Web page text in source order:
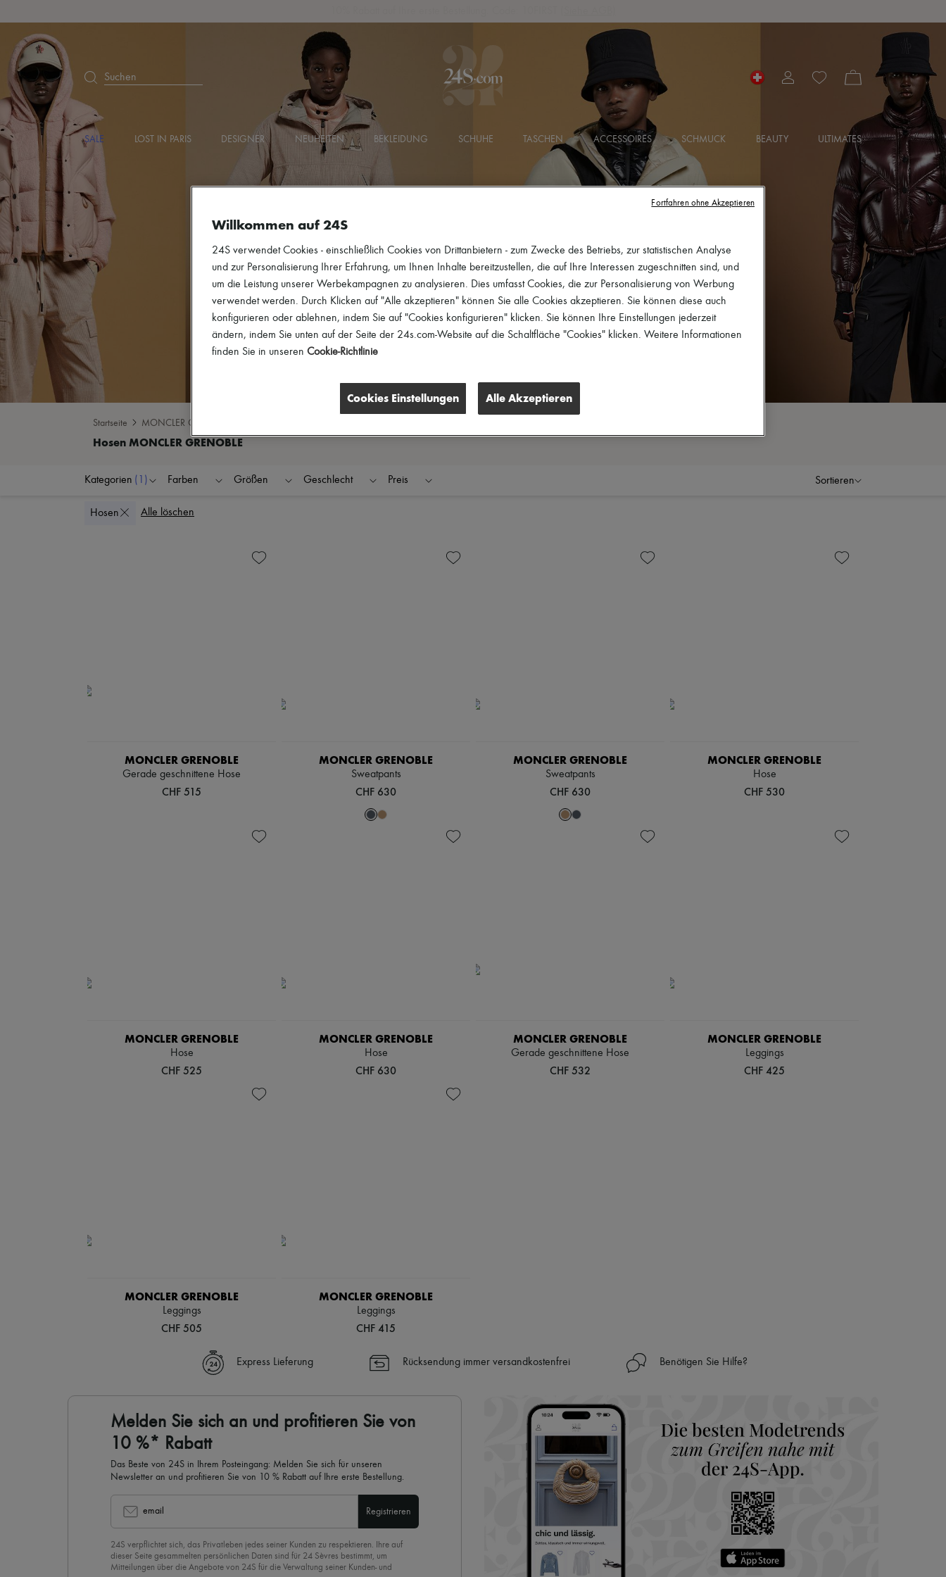
Suchen
SALE LOST IN PARIS DESIGNER NEUHEITEN BEKLEIDUNG SCHUHE TASCHEN ACCESSOIRES SCHMUCK BEAUTY ULTIMATES
Startseite MONCLER GRENOBLE
Kategorien (1) Farben Größen Geschlecht Preis Sortieren
Hosen Alle löschen
MONCLER GRENOBLE
Gerade geschnittene Hose
CHF 515
MONCLER GRENOBLE
Sweatpants
CHF 630
MONCLER GRENOBLE
Sweatpants
CHF 630
MONCLER GRENOBLE
Hose
CHF 530
MONCLER GRENOBLE
Hose
CHF 525
MONCLER GRENOBLE
Hose
CHF 630
MONCLER GRENOBLE
Gerade geschnittene Hose
CHF 532
MONCLER GRENOBLE
Leggings
CHF 425
MONCLER GRENOBLE
Leggings
CHF 505
MONCLER GRENOBLE
Leggings
CHF 415
Express Lieferung Rücksendung immer versandkostenfrei Benötigen Sie Hilfe?
Melden Sie sich an und profitieren Sie von
10 %* Rabatt
Das Beste von 24S in Ihrem Posteingang: Melden Sie sich für unseren
Newsletter an und profitieren Sie von 10 % Rabatt auf Ihre erste Bestellung.
email Registrieren
24S verpflichtet sich, das Privatleben jedes seiner Kunden zu respektieren. Ihre auf
dieser Seite gesammelten persönlichen Daten sind für 24 Sèvres bestimmt, um
Mitteilungen über die Angebote von 24S für die Verwaltung seiner Kunden- und
Willkommen auf 24S
24S verwendet Cookies - einschließlich Cookies von Drittanbietern - zum Zwecke des Betriebs, zur statistischen Analyse
und zur Personalisierung Ihrer Erfahrung, um Ihnen Inhalte bereitzustellen, die auf Ihre Interessen zugeschnitten sind, und
um die Leistung unserer Werbekampagnen zu analysieren. Dies umfasst Cookies, die zur Personalisierung von Werbung
verwendet werden. Durch Klicken auf "Alle akzeptieren" können Sie alle Cookies akzeptieren. Sie können diese auch
konfigurieren oder ablehnen, indem Sie auf "Cookies konfigurieren" klicken. Sie können Ihre Einstellungen jederzeit
ändern, indem Sie unten auf der Seite der 24s.com-Website auf die Schaltfläche "Cookies" klicken. Weitere Informationen
finden Sie in unseren Cookie-Richtlinie
Cookies Einstellungen Alle Akzeptieren
Fortfahren ohne Akzeptieren